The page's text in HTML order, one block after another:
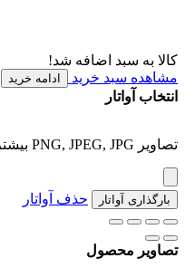
کالا به سبد اضافه شد!
مشاهده سبد خرید
ادامه خرید
انتخاب آواتار
تصاویر PNG, JPEG, JPG بیشترین حجم مجاز 3 مگابایت
بارگذاری آواتار حذف آواتار
تصاویر محصول